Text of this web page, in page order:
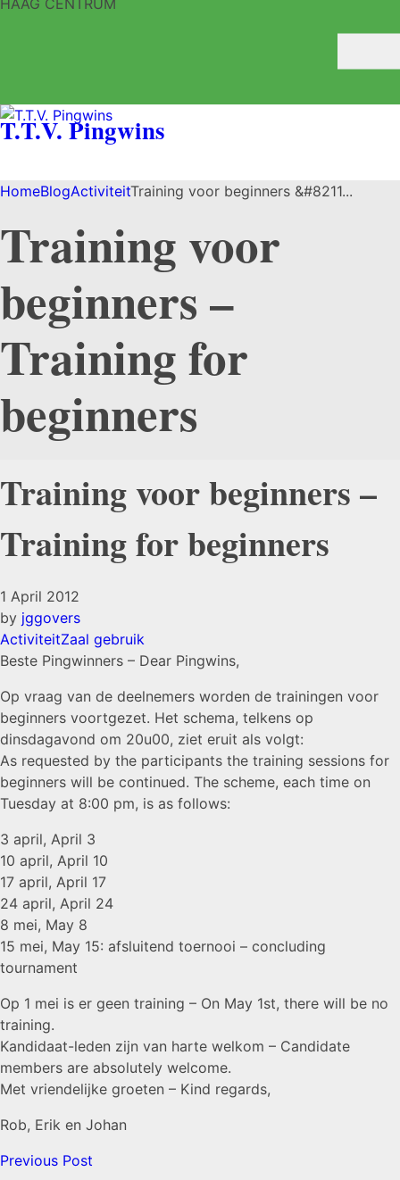
HAAG CENTRUM
T.T.V. Pingwins
HomeBlogActiviteitTraining voor beginners &#8211...
Training voor
beginners –
Training for
beginners
Training voor beginners –
Training for beginners
1 April 2012
by jggovers
ActiviteitZaal gebruik
Beste Pingwinners – Dear Pingwins,
Op vraag van de deelnemers worden de trainingen voor
beginners voortgezet. Het schema, telkens op
dinsdagavond om 20u00, ziet eruit als volgt:
As requested by the participants the training sessions for
beginners will be continued. The scheme, each time on
Tuesday at 8:00 pm, is as follows:
3 april, April 3
10 april, April 10
17 april, April 17
24 april, April 24
8 mei, May 8
15 mei, May 15: afsluitend toernooi – concluding
tournament
Op 1 mei is er geen training – On May 1st, there will be no
training.
Kandidaat-leden zijn van harte welkom – Candidate
members are absolutely welcome.
Met vriendelijke groeten – Kind regards,
Rob, Erik en Johan
Previous Post